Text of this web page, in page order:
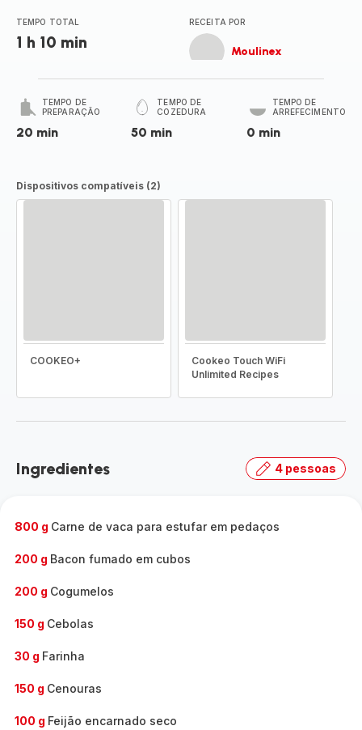
TEMPO TOTAL
1 h 10 min
RECEITA POR
Moulinex
TEMPO DE
PREPARAÇÃO
20 min
TEMPO DE
COZEDURA
50 min
TEMPO DE
ARREFECIMENTO
0 min
Dispositivos compatíveis (2)
COOKEO+
Cookeo Touch WiFi
Unlimited Recipes
Ingredientes 4 pessoas
800 g Carne de vaca para estufar em pedaços
200 g Bacon fumado em cubos
200 g Cogumelos
150 g Cebolas
30 g Farinha
150 g Cenouras
100 g Feijão encarnado seco